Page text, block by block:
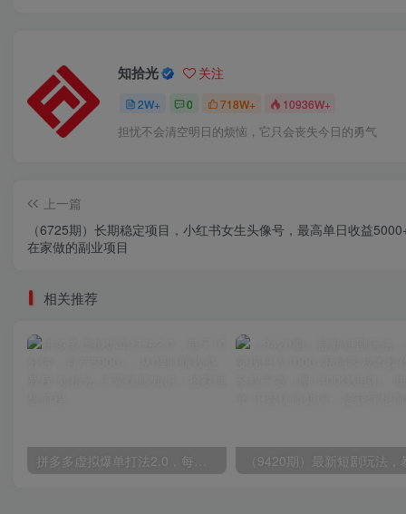
知拾光 关注
2W+ 0 718W+ 10936W+
担忧不会清空明日的烦恼，它只会丧失今日的勇气
上一篇
（6725期）长期稳定项目，小红书女生头像号，最高单日收益
在家做的副业项目
相关推荐
拼多多虚拟爆单打法2.0，每天10分钟，月产5000+，从0到1赚收益教程